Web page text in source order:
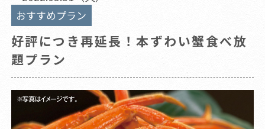
おすすめプラン
好評につき再延長！本ずわい蟹食べ放
題プラン